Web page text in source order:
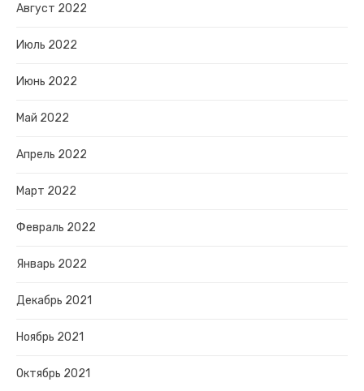
Август 2022
Июль 2022
Июнь 2022
Май 2022
Апрель 2022
Март 2022
Февраль 2022
Январь 2022
Декабрь 2021
Ноябрь 2021
Октябрь 2021